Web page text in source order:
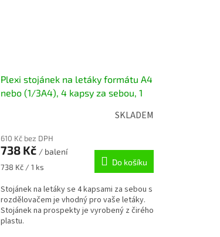
Plexi stojánek na letáky formátu A4
nebo (1/3A4), 4 kapsy za sebou, 1
SKLADEM
610 Kč bez DPH
738 Kč / balení
Měrná
738 Kč / 1 ks Do košíku
Stojánek na letáky se 4 kapsami za sebou s
rozdělovačem je vhodný pro vaše letáky.
Stojánek na prospekty je vyrobený z čirého
plastu.